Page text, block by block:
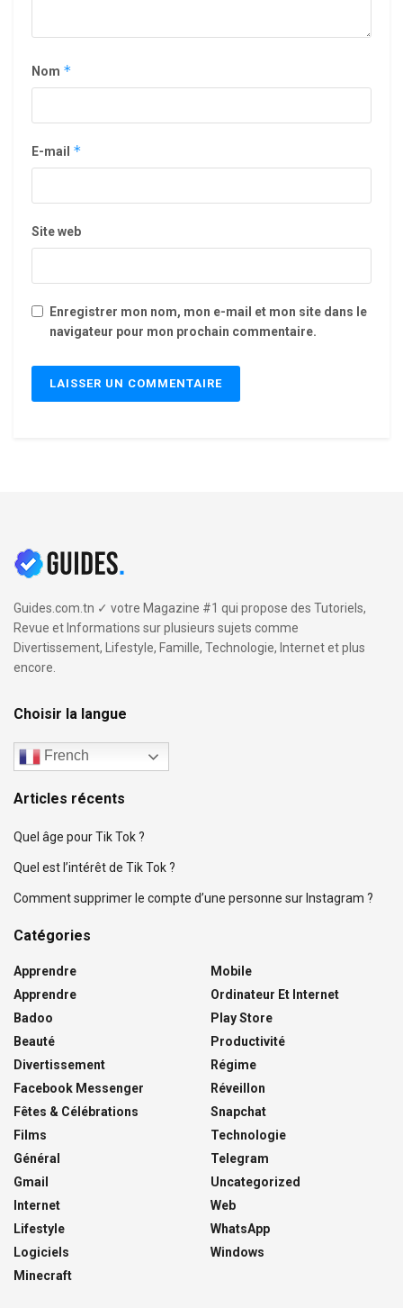
Nom *
E-mail *
Site web
Enregistrer mon nom, mon e-mail et mon site dans le
navigateur pour mon prochain commentaire.
Guides.com.tn ✓ votre Magazine #1 qui propose des Tutoriels,
Revue et Informations sur plusieurs sujets comme
Divertissement, Lifestyle, Famille, Technologie, Internet et plus
encore.
Choisir la langue
French
Articles récents
Quel âge pour Tik Tok ?
Quel est l’intérêt de Tik Tok ?
Comment supprimer le compte d’une personne sur Instagram ?
Catégories
Apprendre
Apprendre
Badoo
Beauté
Divertissement
Facebook Messenger
Fêtes & Célébrations
Films
Général
Gmail
Internet
Lifestyle
Logiciels
Minecraft
Mobile
Ordinateur Et Internet
Play Store
Productivité
Régime
Réveillon
Snapchat
Technologie
Telegram
Uncategorized
Web
WhatsApp
Windows